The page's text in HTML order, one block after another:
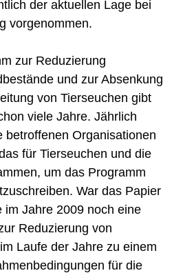
der aktuellen Lage bei
vorgenommen.
zur Reduzierung
und zur Absenkung
von Tierseuchen gibt
viele Jahre. Jährlich
betroffenen Organisationen
für Tierseuchen und die
um das Programm
War das Papier
im Jahre 2009 noch eine
Reduzierung von
Laufe der Jahre zu einem
für die